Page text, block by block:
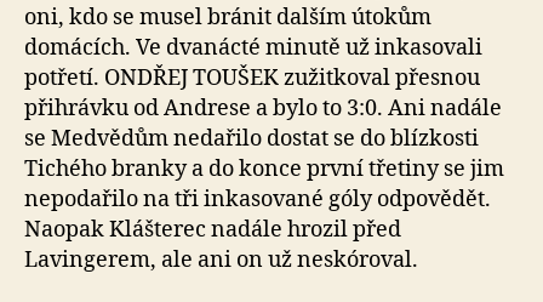
oni, kdo se musel bránit dalším útokům
domácích. Ve dvanácté minutě už inkasovali
potřetí. ONDŘEJ TOUŠEK zužitkoval přesnou
přihrávku od Andrese a bylo to 3:0. Ani nadále
se Medvědům nedařilo dostat se do blízkosti
Tichého branky a do konce první třetiny se jim
nepodařilo na tři inkasované góly odpovědět.
Naopak Klášterec nadále hrozil před
Lavingerem, ale ani on už neskóroval.